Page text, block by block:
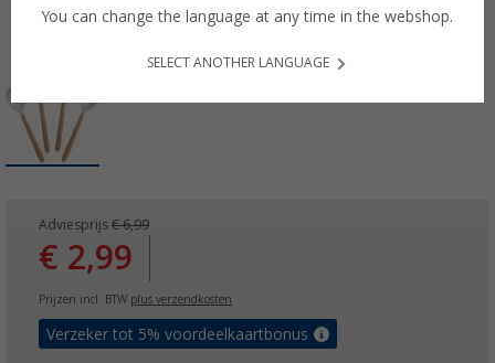
Adviesprijs € 6,99
€ 2,99
Prijzen incl. BTW plus verzendkosten
Verzeker tot 5% voordeelkaartbonus
You can change the language at any time in the webshop.
SELECT ANOTHER LANGUAGE